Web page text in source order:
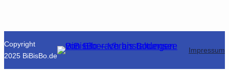
Copyright
2025 BiBisBo.de
Impressum